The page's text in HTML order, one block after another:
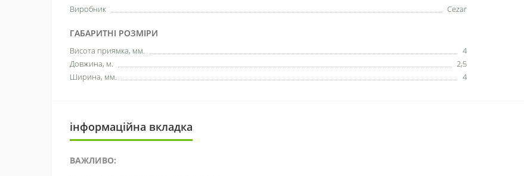
Виробник Cezar
ГАБАРИТНІ РОЗМІРИ
Висота приямка, мм.
4
Довжина, м.
2,5
Ширина, мм.
4
інформаційна вкладка
ВАЖЛИВО: